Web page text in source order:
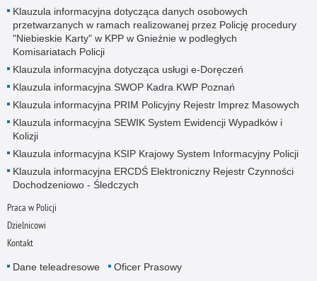
Klauzula informacyjna dotycząca danych osobowych
przetwarzanych w ramach realizowanej przez Policję procedury
"Niebieskie Karty" w KPP w Gnieźnie w podległych
Komisariatach Policji
Klauzula informacyjna dotycząca usługi e-Doręczeń
Klauzula informacyjna SWOP Kadra KWP Poznań
Klauzula informacyjna PRIM Policyjny Rejestr Imprez Masowych
Klauzula informacyjna SEWIK System Ewidencji Wypadków i
Kolizji
Klauzula informacyjna KSIP Krajowy System Informacyjny Policji
Klauzula informacyjna ERCDŚ Elektroniczny Rejestr Czynności
Dochodzeniowo - Śledczych
Praca w Policji
Dzielnicowi
Kontakt
Dane teleadresowe Oficer Prasowy